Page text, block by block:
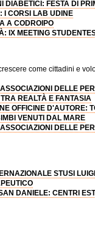
DIABETICI: FESTA DI
I CORSI LAB UDINE
A CODROIPO
IX MEETING
come cittadini e
DELLE
REALTÀ E FANTASIA
OFFICINE D'AUTORE:
VENUTI DAL MARE
DELLE
STUSI
DANIELE: CENTRI